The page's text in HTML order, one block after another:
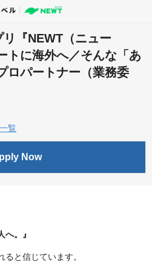
リ『NEWT（ニュー
トに海外へ／そんな「あ
ロパートナー（業務委
覧
Now
へ。』
と信じています。